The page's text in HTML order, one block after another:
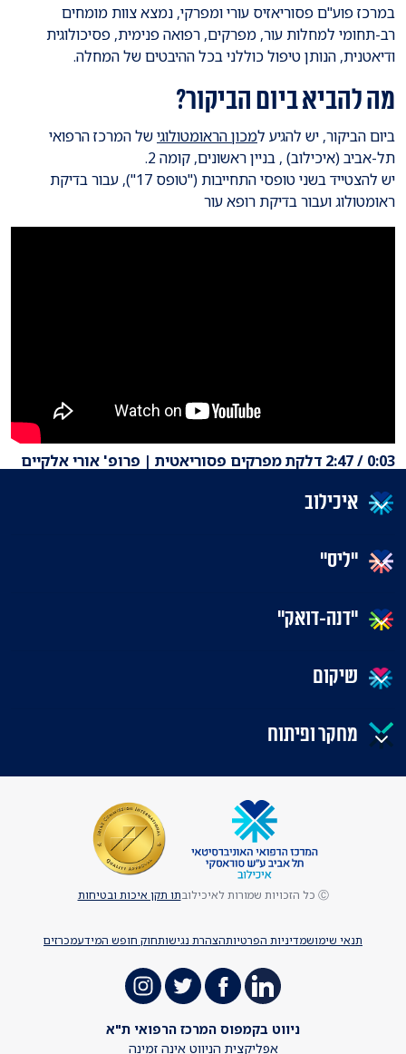
במרכז פוע"ם פסוריאזיס עורי ומפרקי, נמצא צוות מומחים
רב-תחומי למחלות עור, מפרקים, רפואה פנימית, פסיכולוגית
ודיאטנית, הנותן טיפול כוללני בכל ההיבטים של המחלה.
מה להביא ביום הביקור?
ביום הביקור, יש להגיע למכון הראומטולוגישל המרכז הרפואי
תל-אביב (איכילוב) , בניין ראשונים, קומה 2.
יש להצטייד בשני טופסי התחייבות ("טופס 17"), עבור בדיקת
ראומטולוג ועבור בדיקת רופא עור
0:03 / 2:47 דלקת מפרקים פסוריאטית | פרופ' אורי אלקיים
איכילוב
"ליס"
"דנה-דואק"
שיקום
מחקר ופיתוח
תנאי שימושמדיניות הפרטיותהצהרת נגישותחוק חופש המידעמכרזים
Ⓒ כל הזכויות שמורות לאיכילוב תו תקן איכות ובטיחות
ניווט בקמפוס המרכז הרפואי ת"א
אפליקצית הניווט אינה זמינה